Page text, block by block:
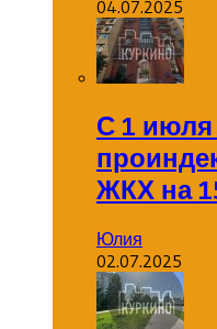
04.07.2025
С 1
ЖКХ на
Юлия
02.07.2025